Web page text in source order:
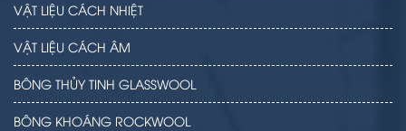
VẬT LIỆU CÁCH NHIỆT
VẬT LIỆU CÁCH ÂM
BÔNG THỦY TINH GLASSWOOL
BÔNG KHOÁNG ROCKWOOL